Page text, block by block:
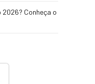
2026? Conheça o